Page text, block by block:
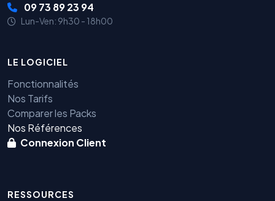
09 73 89 23 94
Lun-Ven: 9h30 - 18h00
LE LOGICIEL
Fonctionnalités
Nos Tarifs
Comparer les Packs
Nos Références
Connexion Client
RESSOURCES